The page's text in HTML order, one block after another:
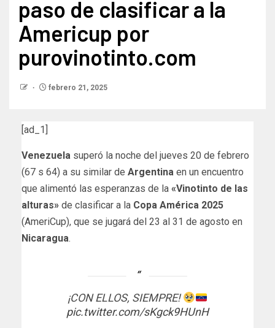
paso de clasificar a la
Americup por
purovinotinto.com
febrero 21, 2025
[ad_1]
Venezuela superó la noche del jueves 20 de febrero
(67 s 64) a su similar de Argentina en un encuentro
que alimentó las esperanzas de la «Vinotinto de las
alturas» de clasificar a la Copa América 2025
(AmeriCup), que se jugará del 23 al 31 de agosto en
Nicaragua.
¡CON ELLOS, SIEMPRE!
pic.twitter.com/sKgck9HUnH